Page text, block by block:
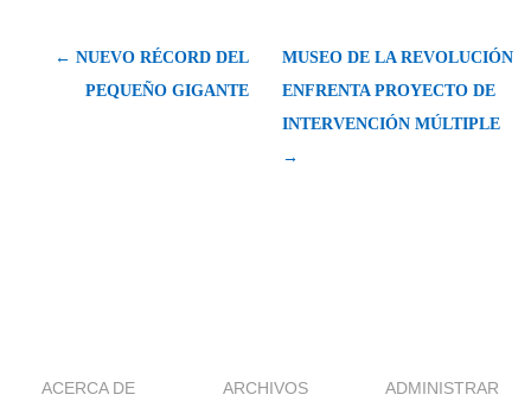
← NUEVO RÉCORD DEL
PEQUEÑO GIGANTE
MUSEO DE LA REVOLUCIÓN
ENFRENTA PROYECTO DE
INTERVENCIÓN MÚLTIPLE
→
ACERCA DE ARCHIVOS ADMINISTRAR